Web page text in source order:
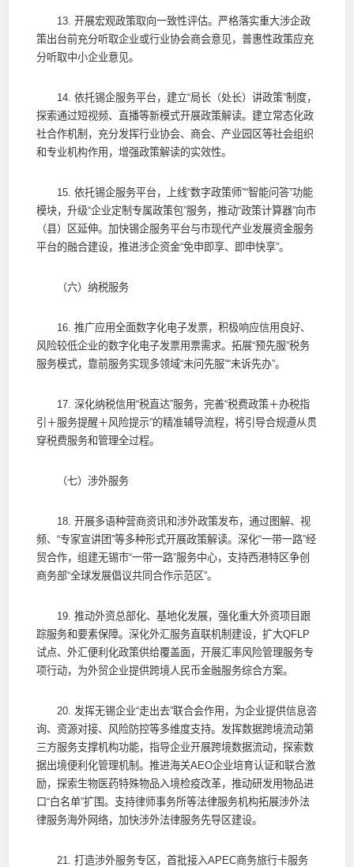
13. 开展宏观政策取向一致性评估。严格落实重大涉企政
策出台前充分听取企业或行业协会商会意见，普惠性政策应充
分听取中小企业意见。
14. 依托锡企服务平台，建立“局长（处长）讲政策”制度，
探索通过短视频、直播等新模式开展政策解读。建立常态化政
社合作机制，充分发挥行业协会、商会、产业园区等社会组织
和专业机构作用，增强政策解读的实效性。
15. 依托锡企服务平台，上线“数字政策师”“智能问答”功能
模块，升级“企业定制专属政策包”服务，推动“政策计算器”向市
（县）区延伸。加快锡企服务平台与市现代产业发展资金服务
平台的融合建设，推进涉企资金“免申即享、即申快享”。
（六）纳税服务
16. 推广应用全面数字化电子发票，积极响应信用良好、
风险较低企业的数字化电子发票用票需求。拓展“预先服”税务
服务模式，靠前服务实现多领域“未问先服”“未诉先办”。
17. 深化纳税信用“税直达”服务，完善“税费政策＋办税指
引＋服务提醒＋风险提示”的精准辅导流程，将引导合规遵从贯
穿税费服务和管理全过程。
（七）涉外服务
18. 开展多语种营商资讯和涉外政策发布，通过图解、视
频、“专家宣讲团”等多种形式开展政策解读。深化“一带一路”经
贸合作，组建无锡市“一带一路”服务中心，支持西港特区争创
商务部“全球发展倡议共同合作示范区”。
19. 推动外资总部化、基地化发展，强化重大外资项目跟
踪服务和要素保障。深化外汇服务直联机制建设，扩大QFLP
试点、外汇便利化政策供给覆盖面，开展汇率风险管理服务专
项行动，为外贸企业提供跨境人民币金融服务综合方案。
20. 发挥无锡企业“走出去”联合会作用，为企业提供信息咨
询、资源对接、风险防控等多维度支持。发挥数据跨境流动第
三方服务支撑机构功能，指导企业开展跨境数据流动，探索数
据出境便利化管理机制。推进海关AEO企业培育认证和联合激
励，探索生物医药特殊物品入境检疫改革，推动研发用物品进
口“白名单”扩围。支持律师事务所等法律服务机构拓展涉外法
律服务海外网络，加快涉外法律服务先导区建设。
21. 打造涉外服务专区，首批接入APEC商务旅行卡服务